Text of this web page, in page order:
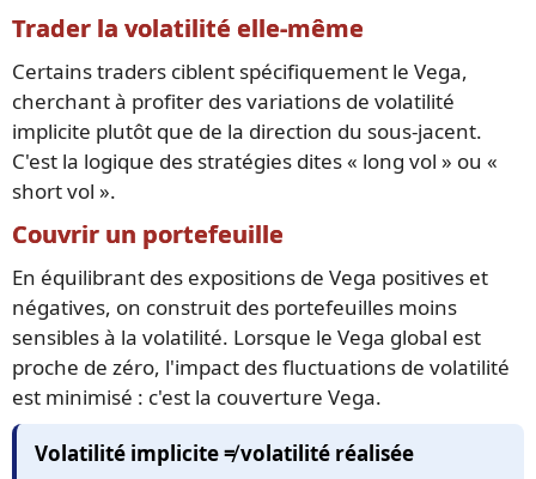
Trader la volatilité elle-même
Certains traders ciblent spécifiquement le Vega,
cherchant à profiter des variations de volatilité
implicite plutôt que de la direction du sous-jacent.
C'est la logique des stratégies dites « long vol » ou «
short vol ».
Couvrir un portefeuille
En équilibrant des expositions de Vega positives et
négatives, on construit des portefeuilles moins
sensibles à la volatilité. Lorsque le Vega global est
proche de zéro, l'impact des fluctuations de volatilité
est minimisé : c'est la couverture Vega.
Volatilité implicite ≠ volatilité réalisée